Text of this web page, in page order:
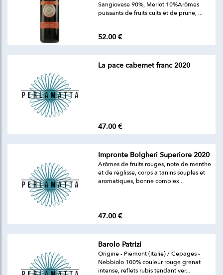
Sangiovese 90%, Merlot 10%Arômes
puissants de fruits cuits et de prune, ...
52.00 €
La pace cabernet franc 2020
47.00 €
Impronte Bolgheri Superiore 2020
Arômes de fruits rouges, note de menthe
et de réglisse, corps a tanins souples et
aromatiques, bonne complex...
47.00 €
Barolo Patrizi
Origine - Piémont (Italie) / Cépages -
Nebbiolo 100% couleur rouge grenat
intense, reflets rubis tendant ver...